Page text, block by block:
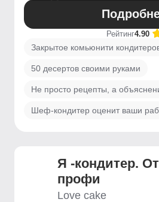
Рейтинг4.90
Закрытое комьюнити
50 десертов своими руками
Не просто рецепты, а
Шеф-кондитер оценит ваши
Я -кондитер.
профи
Love cake